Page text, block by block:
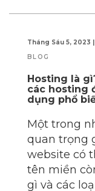
Tháng Sáu 5, 2023
BLOG
Hosting là
các hosting
dụng phổ
Một trong
quan trọng
website có
tên miền
gì và các